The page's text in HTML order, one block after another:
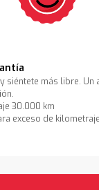
siéntete más libre. Un
30.000 km
exceso de